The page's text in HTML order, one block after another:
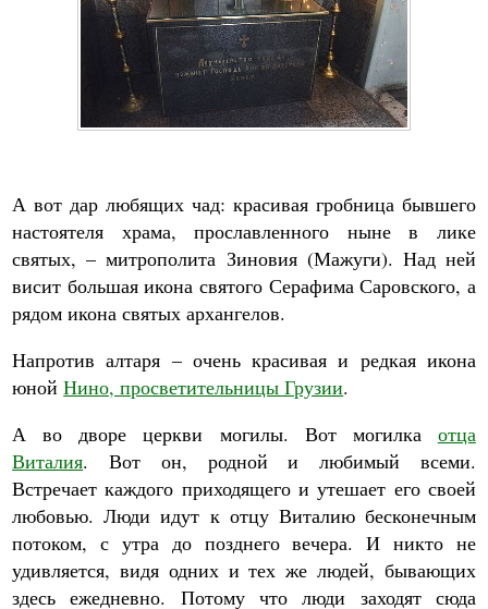
А вот дар любящих чад: красивая гробница бывшего
настоятеля храма, прославленного ныне в лике
святых, – митрополита Зиновия (Мажуги). Над ней
висит большая икона святого Серафима Саровского, а
рядом икона святых архангелов.
Напротив алтаря – очень красивая и редкая икона
юнойНино, просветительницы Грузии.
А во дворе церкви могилы. Вот могилка отца
Виталия. Вот он, родной и любимый всеми.
Встречает каждого приходящего и утешает его своей
любовью. Люди идут к отцу Виталию бесконечным
потоком, с утра до позднего вечера. И никто не
удивляется, видя одних и тех же людей, бывающих
здесь ежедневно. Потому что люди заходят сюда